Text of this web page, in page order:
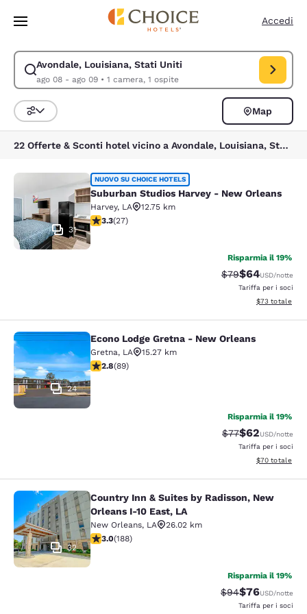
Vai A Contenuto Principale
Accedi
Avondale, Louisiana, Stati Uniti
ago 08 - ago 09• 1 camera, 1 ospite
Modifica la ricerca per Avondale, Louisiana, Stati Uniti. Data di
Ordina e filtra
Map
22 Offerte & Sconti hotel vicino a Avondale, Louisiana, Stati Uniti
Suburban Studios Harvey - New
31
NUOVO SU CHOICE HOTELS
Suburban Studios Harvey - New Orleans
Harvey, LA
12.75 km
Valutazione di 3.3 stelle. Buono. 27 recensioni
3.3(27)
Risparmia il 19%
Tariffa di
$79Tariffa
$64USD/notte
Tariffa per i soci
Visualizza i
$73 totale
Econo Lodge Gretna - New Orleans
24
Econo Lodge Gretna - New Orleans
Gretna, LA
15.27 km
Valutazione di 2.78 stelle. Discreto. 89 recensioni
2.8(89)
Risparmia il 19%
Tariffa di
$77Tariffa
$62USD/notte
Tariffa per i soci
Visualizza i
$70 totale
Country Inn & Suites by Radisson,
32
Country Inn & Suites by Radisson, New
Orleans I-10 East, LA
New Orleans, LA
26.02 km
Valutazione di 2.96 stelle. Discreto. 188 recensioni
3.0(188)
Risparmia il 19%
Tariffa di
$94Tariffa
$76USD/notte
Tariffa per i soci